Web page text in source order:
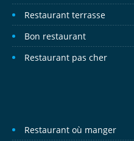
Restaurant terrasse
Bon restaurant
Restaurant pas cher
Restaurant où manger